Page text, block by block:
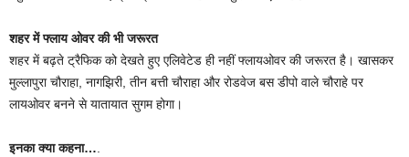
शहर में फ्लाय ओवर की भी जरूरत
शहर में बढ़ते ट्रैफिक को देखते हुए एलिवेटेड ही नहीं फ्लायओवर की जरूरत है। खासकर
मुल्लापुरा चौराहा, नागझिरी, तीन बत्ती चौराहा और रोडवेज बस डीपो वाले चौराहे पर
लायओवर बनने से यातायात सुगम होगा।
इनका क्या कहना….